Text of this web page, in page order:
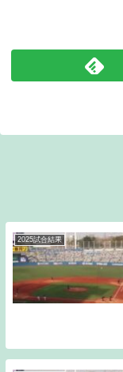
2025試合結果